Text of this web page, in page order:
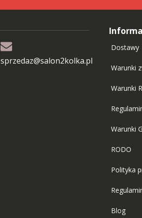
sprzedaz@salon2kolka.pl
Dostawy
Warunki
Warunki
Warunki
RODO
Polityka
Blog